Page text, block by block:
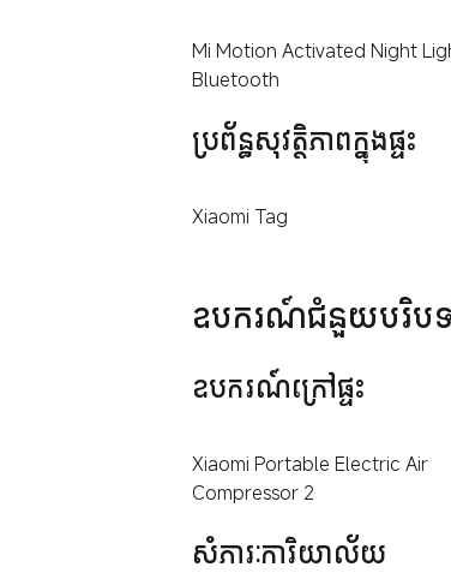
Mi Motion Activated Night
Bluetooth
ប្រព័ន្ធសុវត្ថិភាពក្នុងផ្ទះ
Xiaomi Tag
ឧបករណ៍ជំនួយបរិប
ឧបករណ៍ក្រៅផ្ទះ
Xiaomi Portable Electric Air
Compressor 2
សំភារៈការិយាល័យ